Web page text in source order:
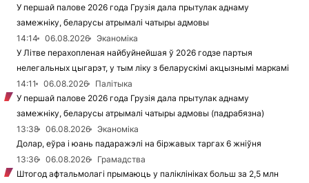
У першай палове 2026 года Грузія дала прытулак аднаму
замежніку, беларусы атрымалі чатыры адмовы
14:14
06.08.2026
Эканоміка
У Літве перахопленая найбуйнейшая ў 2026 годзе партыя
нелегальных цыгарэт, у тым ліку з беларускімі акцызнымі маркамі
14:11
06.08.2026
Палітыка
У першай палове 2026 года Грузія дала прытулак аднаму
замежніку, беларусы атрымалі чатыры адмовы (падрабязна)
13:38
06.08.2026
Эканоміка
Долар, еўра і юань падаражэлі на біржавых таргах 6 жніўня
13:36
06.08.2026
Грамадства
Штогод афтальмолагі прымаюць у паліклініках больш за 2,5 млн